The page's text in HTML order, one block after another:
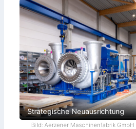
Strategische Neuausrichtung
Bild: Aerzener Maschinenfabrik GmbH